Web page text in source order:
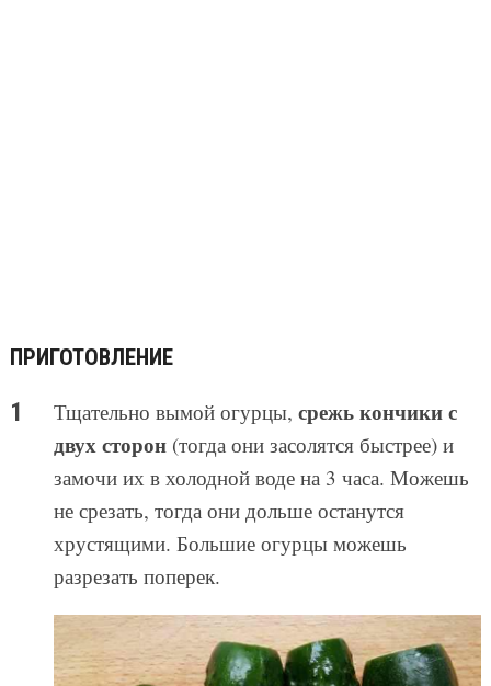
ПРИГОТОВЛЕНИЕ
Тщательно вымой огурцы, срежь кончики с
двух сторон(тогда они засолятся быстрее) и
замочи их в холодной воде на 3 часа. Можешь
не срезать, тогда они дольше останутся
хрустящими. Большие огурцы можешь
разрезать поперек.